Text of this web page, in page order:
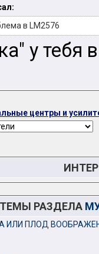
в LM2576
у тебя
центры и
РАЗДЕЛА
ИЛИ ПЛОД